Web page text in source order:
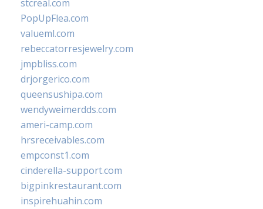
stcreal.com
PopUpFlea.com
valueml.com
rebeccatorresjewelry.com
jmpbliss.com
drjorgerico.com
queensushipa.com
wendyweimerdds.com
ameri-camp.com
hrsreceivables.com
empconst1.com
cinderella-support.com
bigpinkrestaurant.com
inspirehuahin.com